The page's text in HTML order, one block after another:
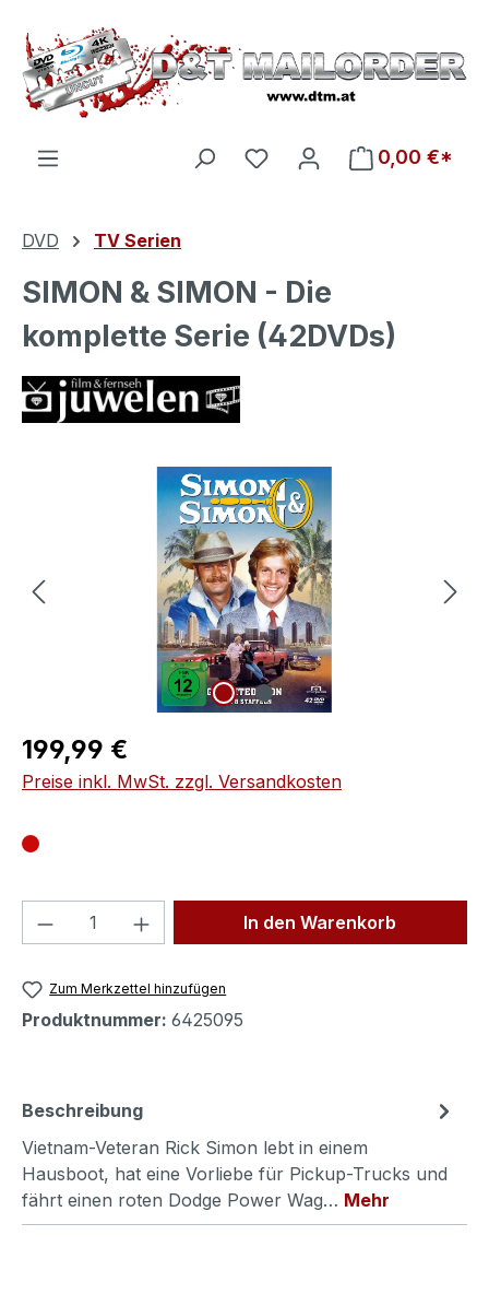
Zum Hauptinhalt springen
Du hast 0 Produkte auf
0,00 €*
DVD TV Serien
SIMON & SIMON - Die
komplette Serie (42DVDs)
Bildergalerie überspringen
Regulärer Preis:
199,99 €
Preise inkl. MwSt. zzgl. Versandkosten
Produkt Anzahl: Gib denIn den Warenkorb
Zum Merkzettel hinzufügen
Produktnummer: 6425095
Beschreibung
Vietnam-Veteran Rick Simon lebt in einem
Hausboot, hat eine Vorliebe für Pickup-Trucks und
fährt einen roten Dodge Power Wag… Mehr